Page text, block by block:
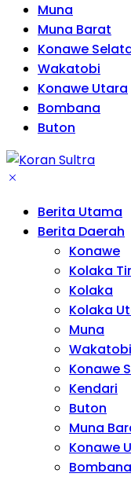
Muna
Muna Barat
Konawe
Wakatobi
Konawe Utara
Bombana
Buton
Berita Utama
Berita Daerah
Konawe
Kolaka
Kolaka
Kolaka
Muna
Wakatobi
Konawe
Kendari
Buton
Muna
Konawe
Bombana